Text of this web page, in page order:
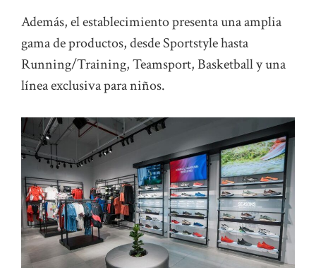
Además, el establecimiento presenta una amplia
gama de productos, desde Sportstyle hasta
Running/Training, Teamsport, Basketball y una
línea exclusiva para niños.